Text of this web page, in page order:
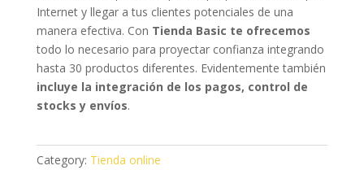
Internet y llegar a tus clientes potenciales de una
manera efectiva. Con Tienda Basic te ofrecemos
todo lo necesario para proyectar confianza integrando
hasta 30 productos diferentes. Evidentemente también
incluye la integración de los pagos, control de
stocks y envíos.
Category: Tienda online